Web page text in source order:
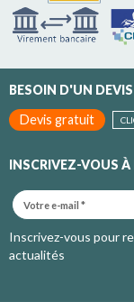
BESOIN D'UN
Devis gratuit
INSCRIVEZ-VOUS
Inscrivez-vous pour
actualités